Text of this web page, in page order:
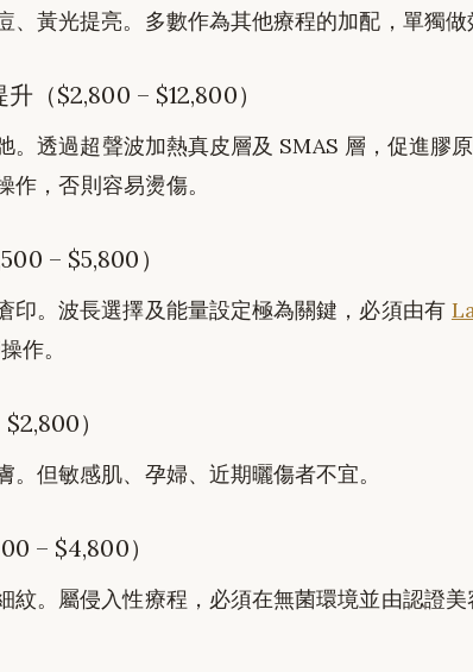
、黃光提亮。多數作為其他療程的加配，單獨做
（$2,800 – $12,800）
。透過超聲波加熱真皮層及 SMAS 層，促進膠
作，否則容易燙傷。
– $5,800）
印。波長選擇及能量設定極為關鍵，必須由有
作。
）
。但敏感肌、孕婦、近期曬傷者不宜。
– $4,800）
紋。屬侵入性療程，必須在無菌環境並由認證美